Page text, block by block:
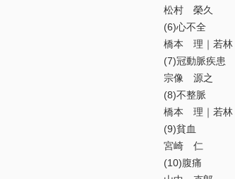
松村 榮久
(6)心不全
橋本 理｜若
(7)冠動脈疾患
宗像 源之
(8)不整脈
橋本 理｜若
(9)貧血
宮崎 仁
(10)腹痛